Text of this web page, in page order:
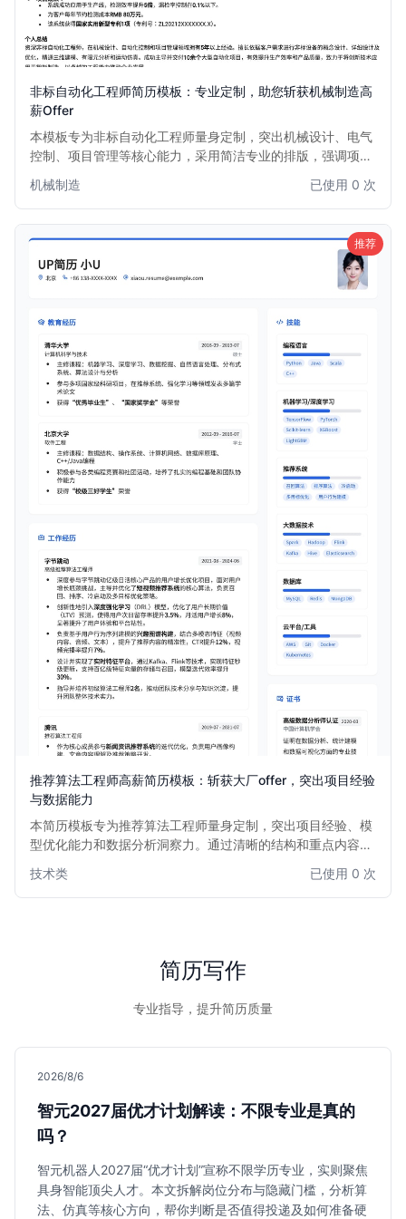
非标自动化工程师简历模板：专业定制，助您斩获机械制造高
薪Offer
本模板专为非标自动化工程师量身定制，突出机械设计、电气
控制、项目管理等核心能力，采用简洁专业的排版，强调项目
出，快速获得面试机会。
机械制造 已使用 0 次
推荐
推荐算法工程师高薪简历模板：斩获大厂offer，突出项目经验
与数据能力
本简历模板专为推荐算法工程师量身定制，突出项目经验、模
型优化能力和数据分析洞察力。通过清晰的结构和重点内容展
关注点，提高面试邀约率。适用于1-5年推荐算法经验的求职
者。
技术类 已使用 0 次
简历写作
专业指导，提升简历质量
2026/8/6
智元2027届优才计划解读：不限专业是真的
吗？
智元机器人2027届“优才计划”宣称不限学历专业，实则聚焦
具身智能顶尖人才。本文拆解岗位分布与隐藏门槛，分析算
法、仿真等核心方向，帮你判断是否值得投递及如何准备硬